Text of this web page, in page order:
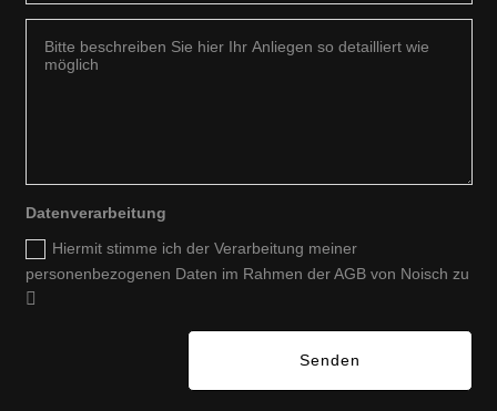
Datenverarbeitung
Hiermit stimme ich der Verarbeitung meiner
personenbezogenen Daten im Rahmen der AGB von Noisch zu
Senden